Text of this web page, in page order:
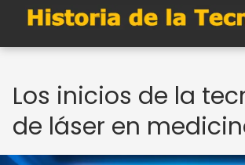
Los inicios de la
de láser en